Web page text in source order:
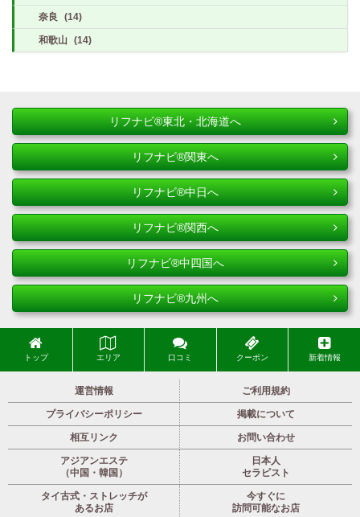
奈良 (14)
和歌山 (14)
リフナビ®東北・北海道へ
リフナビ®関東へ
リフナビ®中日へ
リフナビ®関西へ
リフナビ®中四国へ
リフナビ®九州へ
トップ エリア 口コミ クーポン 新着情報
運営情報 ご利用規約
プライバシーポリシー 掲載について
相互リンク お問い合わせ
アジアンエステ
（中国・韓国）
日本人
セラピスト
タイ古式・ストレッチが
あるお店
今すぐに
訪問可能なお店